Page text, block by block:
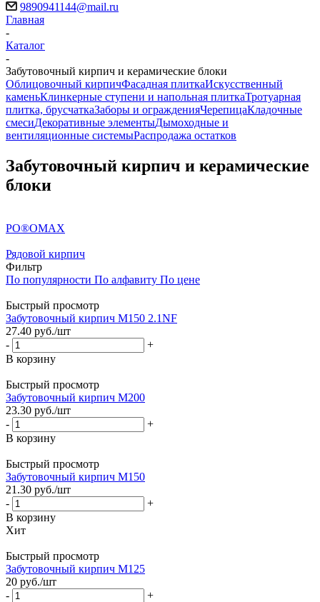
9890941144@mail.ru
Главная
-
Каталог
-
Забутовочный кирпич и керамические блоки
Облицовочный кирпичФасадная плиткаИскусственный
каменьКлинкерные ступени и напольная плиткаТротуарная
плитка, брусчаткаЗаборы и огражденияЧерепицаКладочные
смесиДекоративные элементыДымоходные и
вентиляционные системыРаспродажа остатков
Забутовочный кирпич и керамические
блоки
PO®OMAX
Рядовой кирпич
Фильтр
По популярности По алфавиту По цене
Быстрый просмотр
Забутовочный кирпич М150 2.1NF
27.40 руб./шт
-
+
В корзину
Быстрый просмотр
Забутовочный кирпич М200
23.30 руб./шт
-
+
В корзину
Быстрый просмотр
Забутовочный кирпич М150
21.30 руб./шт
-
+
В корзину
Хит
Быстрый просмотр
Забутовочный кирпич М125
20 руб./шт
-
+